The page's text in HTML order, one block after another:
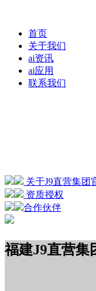
首页
关于我们
ai资讯
ai应用
联系我们
关于J9直营集团
资质授权
合作伙伴
福建J9直营集